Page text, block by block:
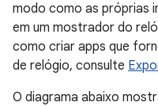
modo como as próprias
em um mostrador do
como criar apps que
de relógio, consulte
O diagrama abaixo